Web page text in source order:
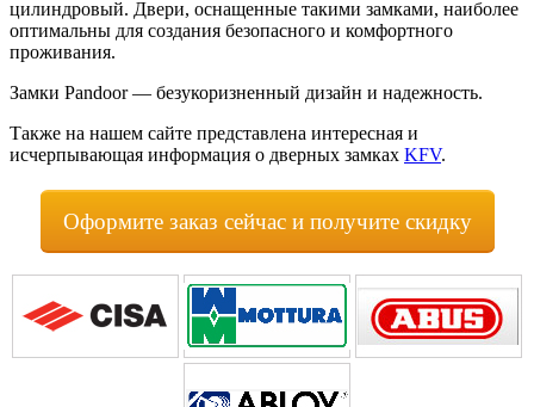
цилиндровый. Двери, оснащенные такими замками, наиболее
оптимальны для создания безопасного и комфортного
проживания.
Замки Pandoor — безукоризненный дизайн и надежность.
Также на нашем сайте представлена интересная и
исчерпывающая информация о дверных замках KFV.
Оформите заказ сейчас и получите скидку